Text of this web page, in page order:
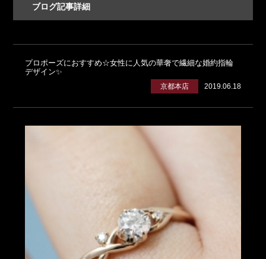
ブログ記事詳細
プロポーズにおすすめ☆女性に人気の華奢で繊細な婚約指輪
デザイン✨
2019.06.18
京都本店